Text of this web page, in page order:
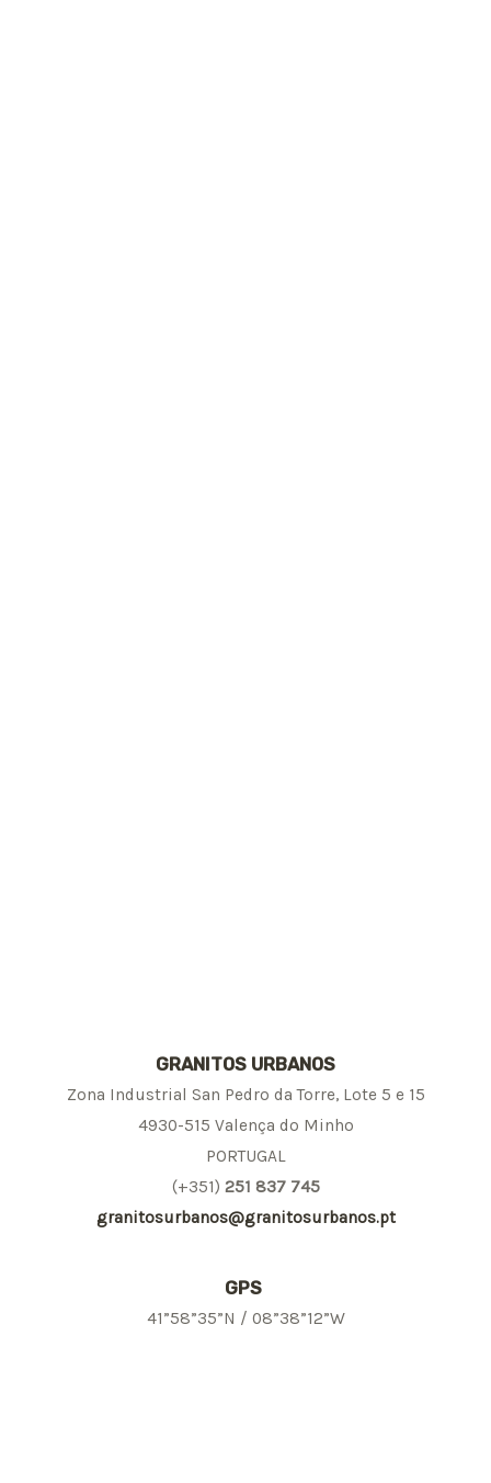
GRANITOS URBANOS
Zona Industrial San Pedro da Torre, Lote 5 e 15
4930-515 Valença do Minho
PORTUGAL
(+351) 251 837 745
granitosurbanos@granitosurbanos.pt
GPS
41”58”35”N / 08”38”12”W